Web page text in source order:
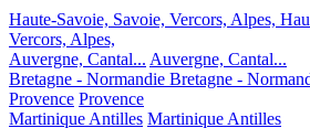
Haute-Savoie, Savoie, Vercors, Alpes,
Vercors, Alpes,
Auvergne, Cantal... Auvergne, Cantal...
Bretagne - Normandie Bretagne -
Provence Provence
Martinique Antilles Martinique Antilles